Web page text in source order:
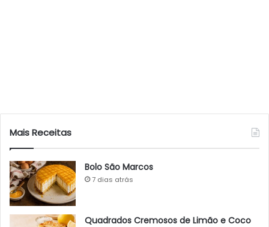
Mais Receitas
Bolo São Marcos
7 dias atrás
Quadrados Cremosos de Limão e Coco